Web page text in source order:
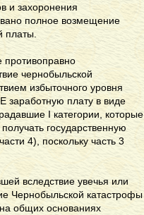
и захоронения
полное возмещение
платы.
противоправно
чернобыльской
избыточного уровня
заработную плату в виде
I категории, которые
государственную
4), поскольку часть 3
вследствие увечья или
Чернобыльской катастрофы
общих основаниях